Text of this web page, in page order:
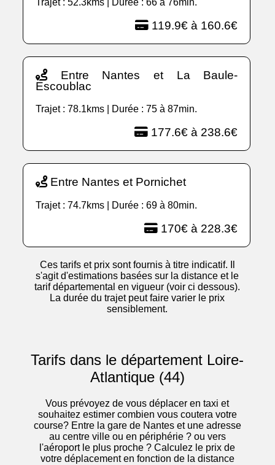
Trajet : 52.3kms | Durée : 66 à 76min.
119.9€ à 160.6€
Entre Nantes et La Baule-
Escoublac
Trajet : 78.1kms | Durée : 75 à 87min.
177.6€ à 238.6€
Entre Nantes et Pornichet
Trajet : 74.7kms | Durée : 69 à 80min.
170€ à 228.3€
Ces tarifs et prix sont fournis à titre indicatif. Il
s'agit d'estimations basées sur la distance et le
tarif départemental en vigueur (voir ci dessous).
La durée du trajet peut faire varier le prix
sensiblement.
Tarifs dans le département Loire-
Atlantique (44)
Vous prévoyez de vous déplacer en taxi et
souhaitez estimer combien vous coutera votre
course? Entre la gare de Nantes et une adresse
au centre ville ou en périphérie ? ou vers
l'aéroport le plus proche ? Calculez le prix de
votre déplacement en fonction de la distance